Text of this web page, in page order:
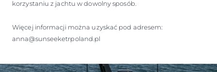
korzystaniu z jachtu w dowolny sposób.
Więcej informacji można uzyskać pod adresem:
anna@sunseeketrpoland.pl